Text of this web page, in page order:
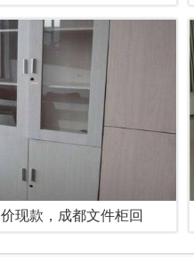
现款，成都文件柜回